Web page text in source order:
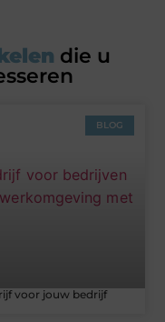
die u
BLOG
voor jouw bedrijf